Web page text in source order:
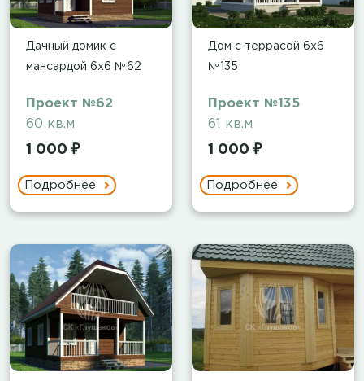
Дачный домик с
мансардой 6х6 №62
Проект №62
60 кв.м
1 000 ₽
Подробнее
Дом с террасой 6х6
№135
Проект №135
61 кв.м
1 000 ₽
Подробнее